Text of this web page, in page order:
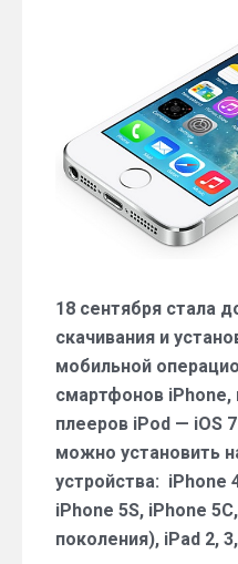
18 сентября стала
скачивания и
мобильной
смартфонов iPhone,
плееров iPod — iOS
можно установить
устройства: iPhone
iPhone 5S, iPhone
поколения), iPad 2,